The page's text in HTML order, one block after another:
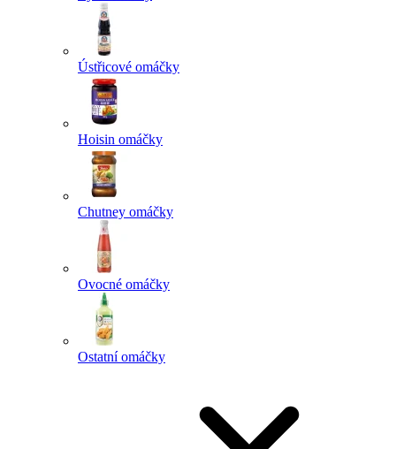
Ústřicové omáčky
Hoisin omáčky
Chutney omáčky
Ovocné omáčky
Ostatní omáčky